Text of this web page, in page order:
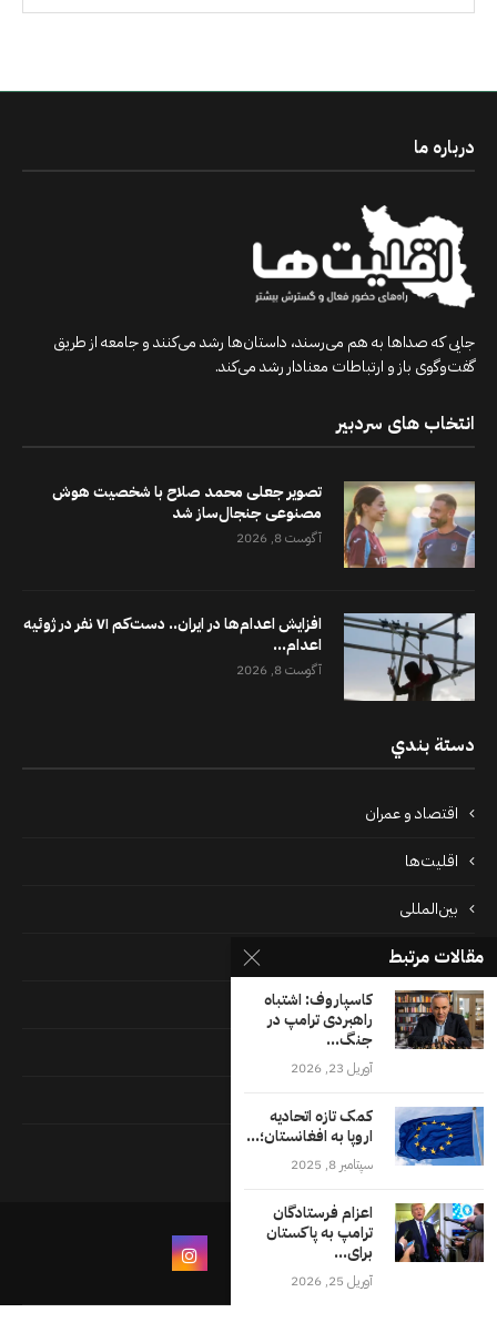
درباره ما
جایی که صداها به هم می‌رسند، داستان‌ها رشد می‌کنند و جامعه از طریق
گفت‌وگوی باز و ارتباطات معنادار رشد می‌کند.
انتخاب های سردبیر
تصویر جعلی محمد صلاح با شخصیت هوش
مصنوعی جنجال‌ساز شد
آگوست 8, 2026
افزایش اعدام‌ها در ایران.. دست‌کم ۷۱ نفر در ژوئیه
اعدام...
آگوست 8, 2026
دستة بندي
اقتصاد و عمران
اقلیت‌ها
بین‌المللی
پرونده‌ها
جامعه
دسته بندی نشده
فرهنگ
مقالات مرتبط
کاسپاروف: اشتباه
راهبردی ترامپ در
جنگ...
آوریل 23, 2026
کمک تازه اتحادیه
اروپا به افغانستان؛...
سپتامبر 8, 2025
اعزام فرستادگان
ترامپ به پاکستان
برای...
آوریل 25, 2026